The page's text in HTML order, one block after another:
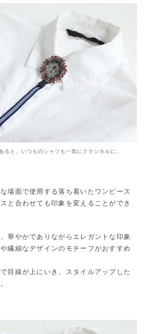
ると、いつものシャツも一気にクラシカルに。
場面で使用する落ち着いたワンピース
と合わせても印象を変えることができ
華やかでありながらエレガントな印象
繊細なデザインのモチーフがおすすめ
目線が上にいき、スタイルアップした